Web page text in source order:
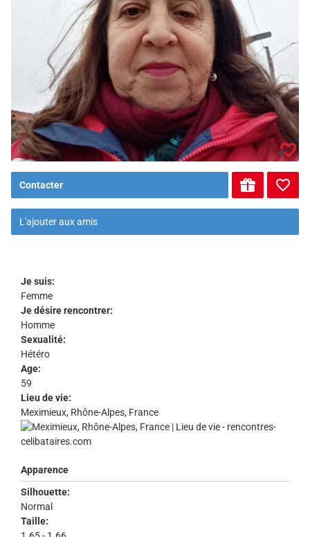
Contacter
L'ajouter aux amis
Je suis:
Femme
Je désire rencontrer:
Homme
Sexualité:
Hétéro
Age:
59
Lieu de vie:
Meximieux, Rhône-Alpes, France
Apparence
Silhouette:
Normal
Taille: